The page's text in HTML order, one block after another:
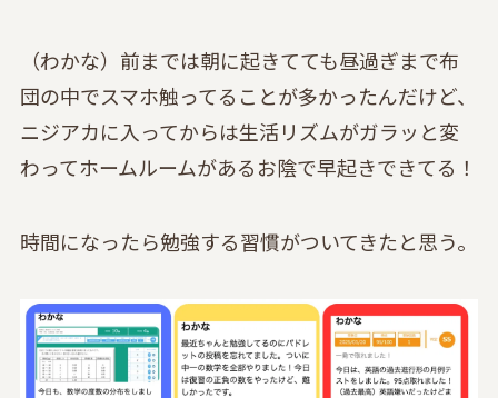
（わかな）前までは朝に起きてても昼過ぎまで布
団の中でスマホ触ってることが多かったんだけど、
ニジアカに入ってからは生活リズムがガラッと変
わってホームルームがあるお陰で早起きできてる！
時間になったら勉強する習慣がついてきたと思う。